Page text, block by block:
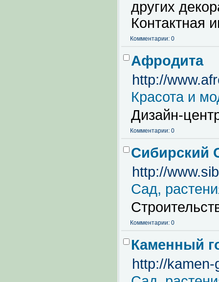
других
Контактная
Комментарии: 0
Афродита
http://
Красота и
Дизайн-
Комментарии: 0
Сибирский
http://
Сад,
Комментарии: 0
Каменный
http://